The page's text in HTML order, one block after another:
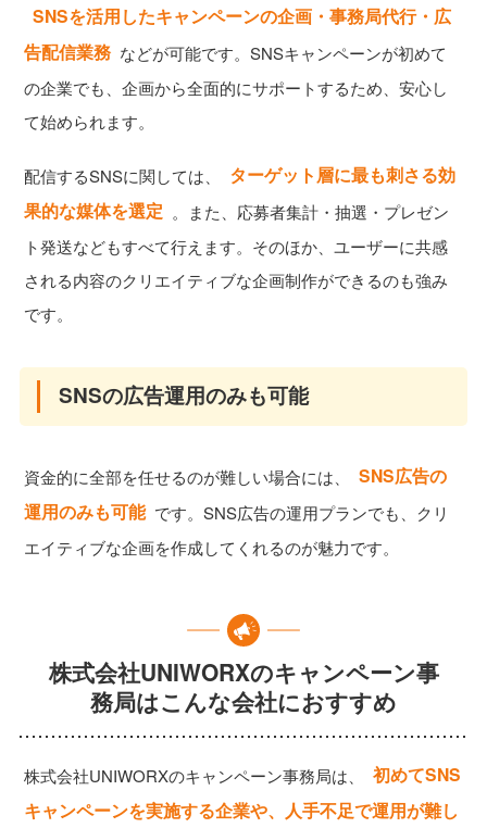
SNSを活用したキャンペーンの企画・事務局代行・広
告配信業務 などが可能です。SNSキャンペーンが初めて
の企業でも、企画から全面的にサポートするため、安心し
て始められます。
配信するSNSに関しては、
ターゲット層に最も刺さる効
果的な媒体を選定 。また、応募者集計・抽選・プレゼン
ト発送などもすべて行えます。そのほか、ユーザーに共感
される内容のクリエイティブな企画制作ができるのも強み
です。
SNSの広告運用のみも可能
資金的に全部を任せるのが難しい場合には、
SNS広告の
運用のみも可能 です。SNS広告の運用プランでも、クリ
エイティブな企画を作成してくれるのが魅力です。
株式会社UNIWORXのキャンペーン事
務局はこんな会社におすすめ
株式会社UNIWORXのキャンペーン事務局は、
初めてSNS
キャンペーンを実施する企業や、人手不足で運用が難し